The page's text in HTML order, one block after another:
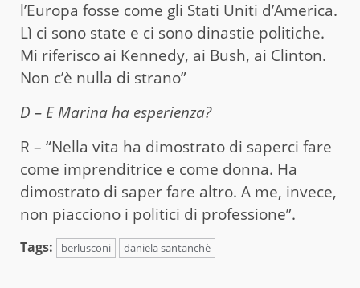
l’Europa fosse come gli Stati Uniti d’America.
Lì ci sono state e ci sono dinastie politiche.
Mi riferisco ai Kennedy, ai Bush, ai Clinton.
Non c’è nulla di strano”
D – E Marina ha esperienza?
R – “Nella vita ha dimostrato di saperci fare
come imprenditrice e come donna. Ha
dimostrato di saper fare altro. A me, invece,
non piacciono i politici di professione”.
Tags: berlusconi daniela santanchè